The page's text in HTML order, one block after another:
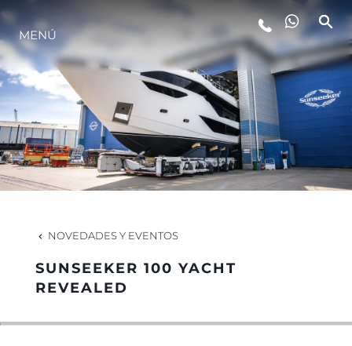
ESTILO DE VIDA
INNOVACIÓN
¿QUIÉNES SOMOS?
MENÚ
NOVEDADES Y EVENTOS
SUNSEEKER 100 YACHT
REVEALED